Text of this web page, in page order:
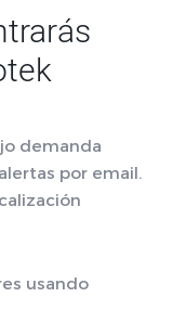
demanda
por email.
usando